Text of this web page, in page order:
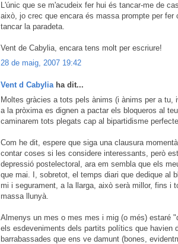
L'únic que se m'acudeix fer hui és tancar-me de
això, jo crec que encara és massa prompte per fer
tancar la paradeta.
Vent de Cabylia, encara tens molt per escriure!
28 de maig, 2007 19:42
Vent d Cabyliaha dit...
Moltes gràcies a tots pels ànims (i ànims per a tu,
a la pròxima es dignen a pactar els bloqueros al
caminarem tots plegats cap al bipartidisme
Com he dit, espere que siga una clausura
contar coses si les considere interessants, però
depressió postelectoral, ara em sembla que els
que mai. I, sobretot, el temps diari que dedique al
mi i segurament, a la llarga, això serà millor, fins i
massa llunyà.
Almenys un mes o mes mes i mig (o més) estaré
els esdeveniments dels partits polítics que havien
barrabassades que ens ve damunt (bones,